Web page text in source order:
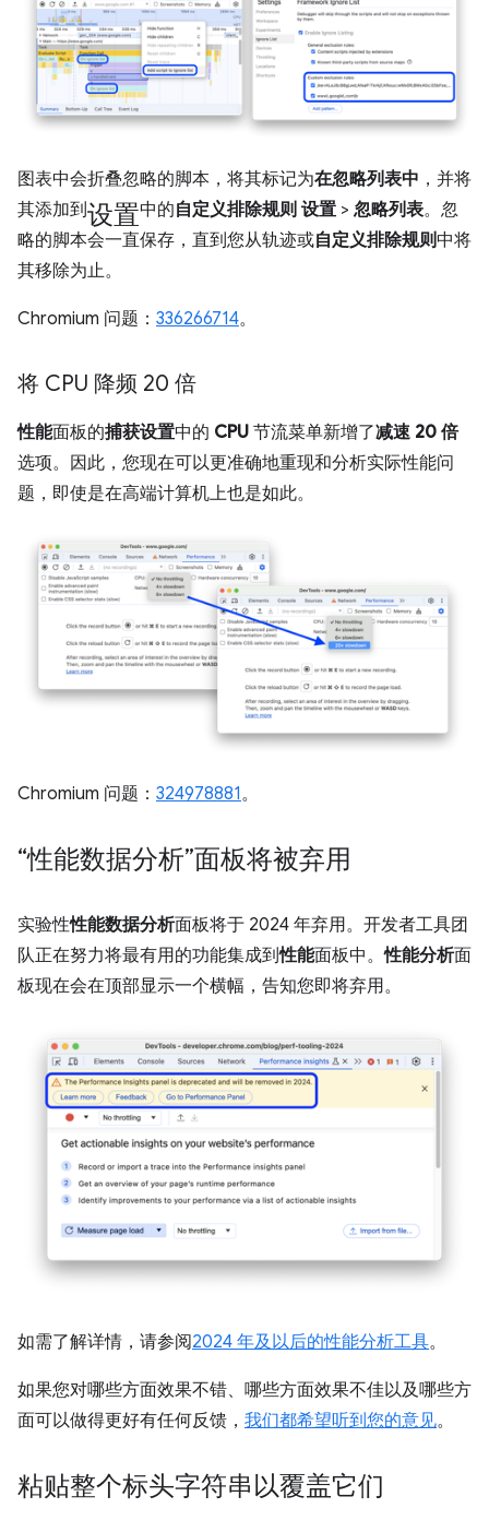
图表中会折叠忽略的脚本，将其标记为在忽略列表中 ，并将
其添加到设置中的自定义排除规则 设置 > 忽略列表。忽
略的脚本会一直保存，直到您从轨迹或自定义排除规则中将
其移除为止。
Chromium 问题： 336266714。
将 CPU 降频 20 倍
性能面板的捕获设置中的 CPU 节流菜单新增了减速 20 倍
选项。因此，您现在可以更准确地重现和分析实际性能问
题，即使是在高端计算机上也是如此。
Chromium 问题： 324978881。
“性能数据分析”面板将被弃用
实验性性能数据分析面板将于 2024 年弃用。开发者工具团
队正在努力将最有用的功能集成到性能面板中。性能分析面
板现在会在顶部显示一个横幅，告知您即将弃用。
如需了解详情，请参阅2024 年及以后的性能分析工具。
如果您对哪些方面效果不错、哪些方面效果不佳以及哪些方
面可以做得更好有任何反馈， 我们都希望听到您的意见。
粘贴整个标头字符串以覆盖它们